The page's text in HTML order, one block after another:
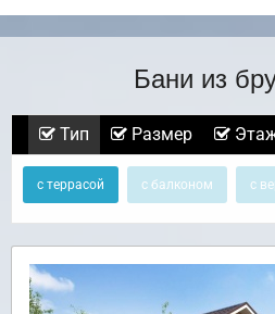
Бани из
Тип Размер
с террасой с балконом с